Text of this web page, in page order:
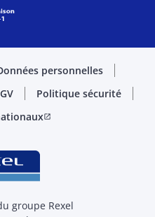
personnelles
Politique sécurité
open_in_new
groupe Rexel